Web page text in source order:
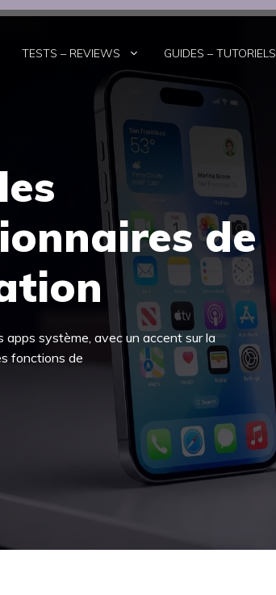
TESTS – REVIEWS GUIDES – TUTORIELS
de
apps système, avec un accent sur la
fonctions de